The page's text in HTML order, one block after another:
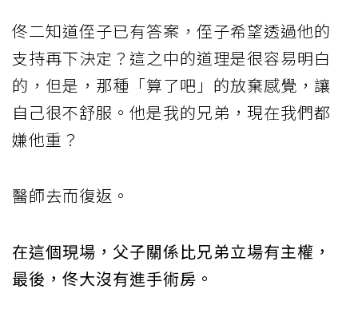
佟二知道侄子已有答案，侄子希望透過他的
支持再下決定？這之中的道理是很容易明白
的，但是，那種「算了吧」的放棄感覺，讓
自己很不舒服。他是我的兄弟，現在我們都
嫌他重？
醫師去而復返。
在這個現場，父子關係比兄弟立場有主權，
最後，佟大沒有進手術房。